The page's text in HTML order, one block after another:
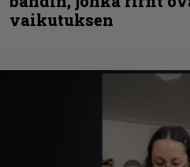
vaikutuksen